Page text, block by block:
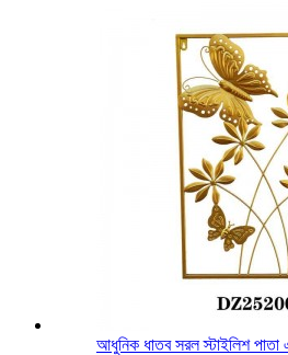
আধুনিক ধাতব সরল স্টাইলিশ